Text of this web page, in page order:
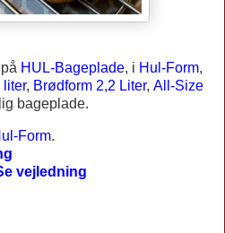
HUL-Bageplade, i Hul-Form,
liter, Brødform 2,2 Liter, All-Size
bageplade.
Form.
vejledning